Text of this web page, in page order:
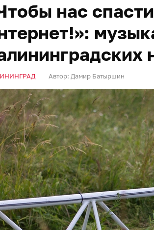
нас
Автор: Дамир Батыршин